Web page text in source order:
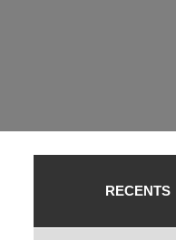
RECENTS